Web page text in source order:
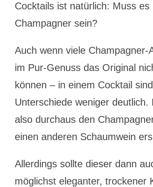
Cocktails ist natürlich: Muss es
Champagner sein?
Auch wenn viele Champagner-
im Pur-Genuss das Original
können – in einem Cocktail
Unterschiede weniger deutlich.
also durchaus den
einen anderen Schaumwein
Allerdings sollte dieser dann
möglichst eleganter, trockener